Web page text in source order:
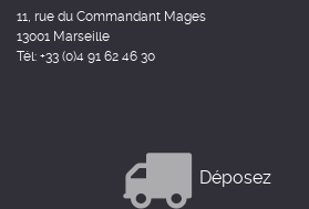
11, rue du Commandant Mages
13001 Marseille
Tél: +33 (0)4 91 62 46 30
Déposez